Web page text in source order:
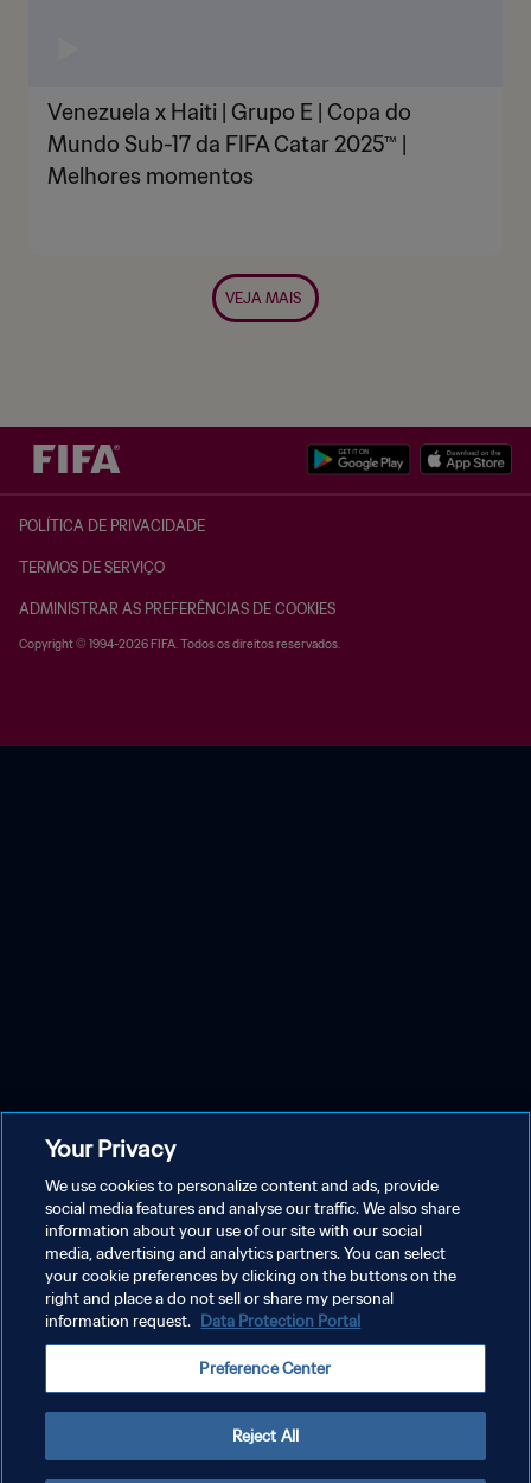
Venezuela x Haiti | Grupo E | Copa do
Mundo Sub-17 da FIFA Catar 2025™ |
Melhores momentos
VEJA MAIS
POLÍTICA DE PRIVACIDADE
TERMOS DE SERVIÇO
ADMINISTRAR AS PREFERÊNCIAS DE COOKIES
Copyright © 1994-2026 FIFA. Todos os direitos reservados.
Your Privacy
We use cookies to personalize content and ads, provide
social media features and analyse our traffic. We also share
information about your use of our site with our social
media, advertising and analytics partners. You can select
your cookie preferences by clicking on the buttons on the
right and place a do not sell or share my personal
information request. Data Protection Portal
Preference Center
Reject All